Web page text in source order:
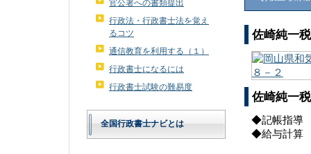
佐崎純一
佐崎純一
◆記帳指
◆給与計算
官公署への書類提出
行政法・行政書士法を覚え
るコツ
通信教育を利用する（１）
行政書士になるには
行政書士試験の難易度
全国行政書士ナビとは